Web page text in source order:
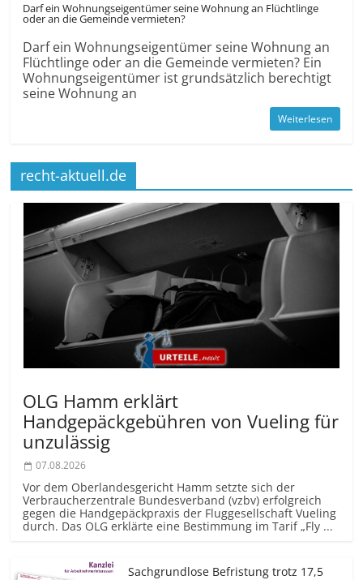
Darf ein Wohnungseigentümer seine Wohnung an Flüchtlinge
oder an die Gemeinde vermieten?
Darf ein Wohnungseigentümer seine Wohnung an
Flüchtlinge oder an die Gemeinde vermieten? Ein
Wohnungseigentümer ist grundsätzlich berechtigt
seine Wohnung an
Weiterlesen
recht-aktuell.de
OLG Hamm erklärt
Handgepäckgebühren von Vueling für
unzulässig
07.08.2026
Vor dem Oberlandesgericht Hamm setzte sich der
Verbraucherzentrale Bundesverband (vzbv) erfolgreich
gegen die Handgepäckpraxis der Fluggesellschaft Vueling
durch. Das OLG erklärte eine Bestimmung im Tarif „Fly ...
Sachgrundlose Befristung trotz 17,5